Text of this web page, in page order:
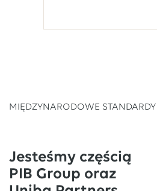
MIĘDZYNARODOWE STANDARDY
Jesteśmy częścią
PIB Group oraz